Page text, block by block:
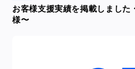
お客様支援実績を掲載しました
様〜